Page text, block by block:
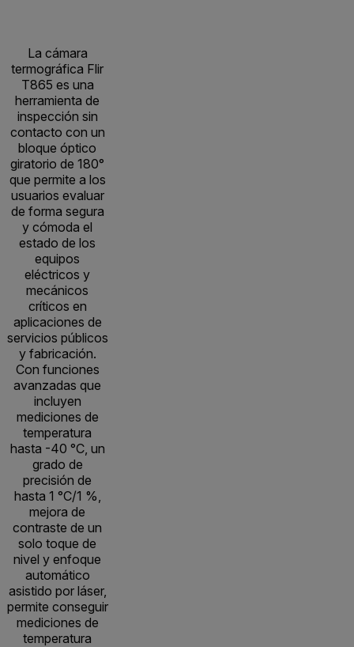
La cámara
termográfica Flir
T865 es una
herramienta de
inspección sin
contacto con un
bloque óptico
giratorio de 180°
que permite a los
usuarios evaluar
de forma segura
y cómoda el
estado de los
equipos
eléctricos y
mecánicos
críticos en
aplicaciones de
servicios públicos
y fabricación.
Con funciones
avanzadas que
incluyen
mediciones de
temperatura
hasta -40 °C, un
grado de
precisión de
hasta 1 °C/1 %,
mejora de
contraste de un
solo toque de
nivel y enfoque
automático
asistido por láser,
permite conseguir
mediciones de
temperatura